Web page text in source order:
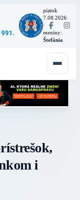
piatok
7.08.2026
·
meniny:
Štefánia
i